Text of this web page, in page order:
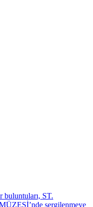
buluntuları, ST.
sergilenmeye